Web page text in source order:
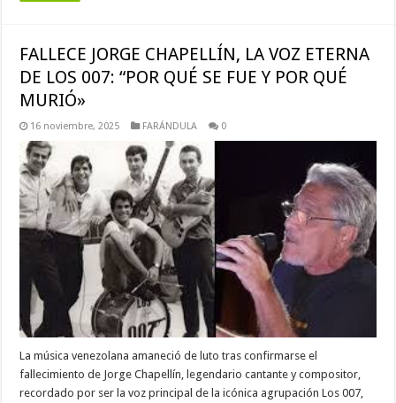
FALLECE JORGE CHAPELLÍN, LA VOZ ETERNA
DE LOS 007: “POR QUÉ SE FUE Y POR QUÉ
MURIÓ»
16 noviembre, 2025 FARÁNDULA 0
La música venezolana amaneció de luto tras confirmarse el
fallecimiento de Jorge Chapellín, legendario cantante y compositor,
recordado por ser la voz principal de la icónica agrupación Los 007,